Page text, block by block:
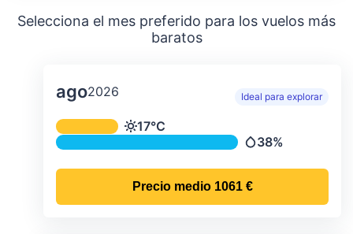
Selecciona el mes preferido para los vuelos más
baratos
ago2026 Ideal para explorar
Temperatura y precipitación media
Temperatura
17°C
Precipitación
38%
Precio medio 1061 €